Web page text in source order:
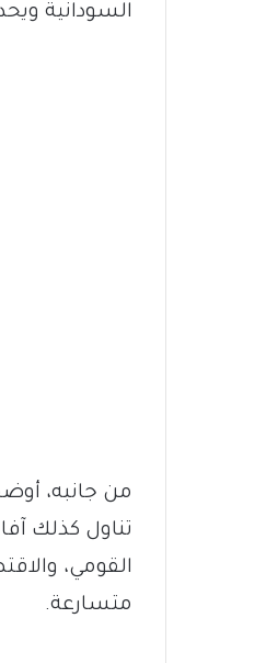
السودانية
من جانبه،
تناول كذلك
القومي،
متسارعة.